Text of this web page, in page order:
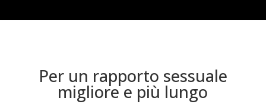
Per un rapporto sessuale
migliore e più lungo